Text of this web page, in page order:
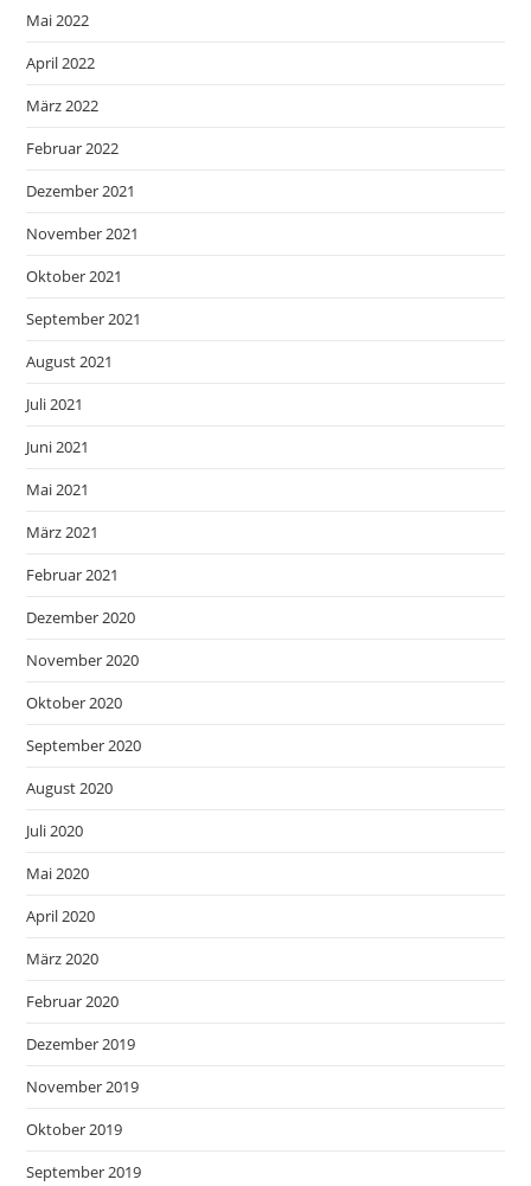
Mai 2022
April 2022
März 2022
Februar 2022
Dezember 2021
November 2021
Oktober 2021
September 2021
August 2021
Juli 2021
Juni 2021
Mai 2021
März 2021
Februar 2021
Dezember 2020
November 2020
Oktober 2020
September 2020
August 2020
Juli 2020
Mai 2020
April 2020
März 2020
Februar 2020
Dezember 2019
November 2019
Oktober 2019
September 2019